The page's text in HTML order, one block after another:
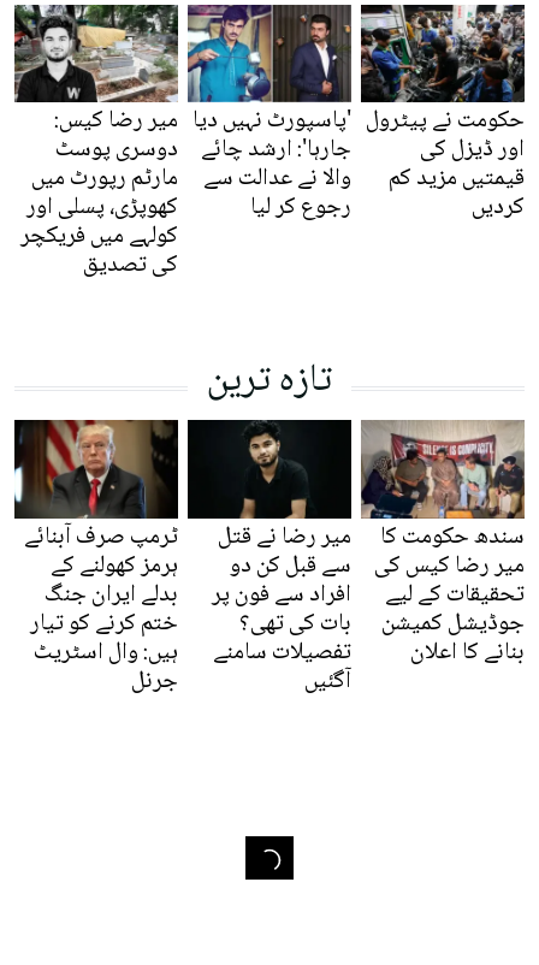
حکومت نے پیٹرول
اور ڈیزل کی
قیمتیں مزید کم
کردیں
'پاسپورٹ نہیں دیا
جارہا': ارشد چائے
والا نے عدالت سے
رجوع کر لیا
میر رضا کیس:
دوسری پوسٹ
مارٹم رپورٹ میں
کھوپڑی، پسلی اور
کولہے میں فریکچر
کی تصدیق
تازہ ترین
سندھ حکومت کا
میر رضا کیس کی
تحقیقات کے لیے
جوڈیشل کمیشن
بنانے کا اعلان
میر رضا نے قتل
سے قبل کن دو
افراد سے فون پر
بات کی تھی؟
تفصیلات سامنے
آگئیں
ٹرمپ صرف آبنائے
ہرمز کھولنے کے
بدلے ایران جنگ
ختم کرنے کو تیار
ہیں: وال اسٹریٹ
جرنل